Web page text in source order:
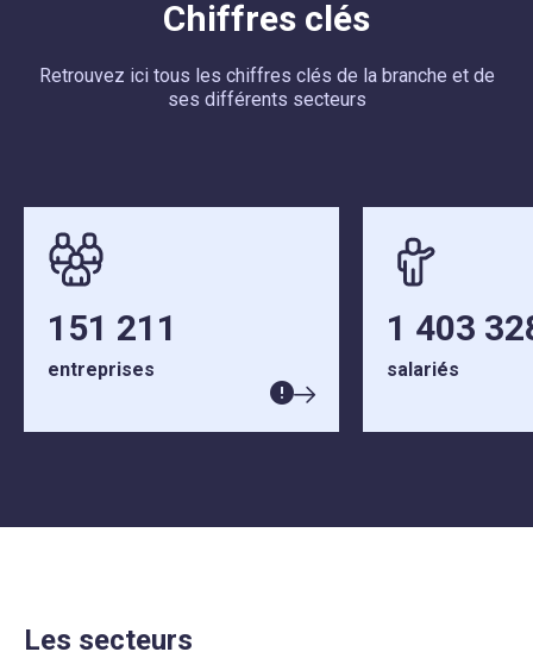
Chiffres clés
Retrouvez ici tous les chiffres clés de la branche et de
ses différents secteurs
151 211
entreprises
1 403
salariés
Les secteurs